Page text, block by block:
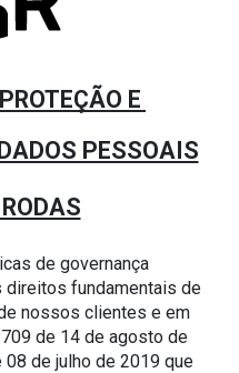
E
PESSOAIS
de governança
direitos fundamentais de
nossos clientes e em
de 14 de agosto de
de julho de 2019 que